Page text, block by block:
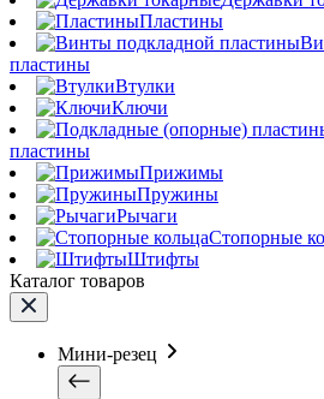
Пластины
пластины
Втулки
Ключи
пластины
Прижимы
Пружины
Рычаги
Стопорные
Штифты
Каталог товаров
Мини-резец